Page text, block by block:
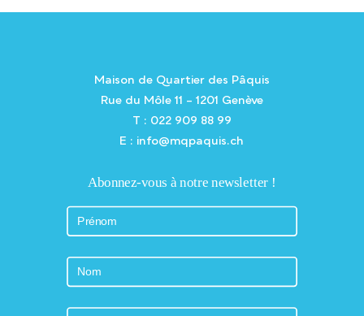
Maison de Quartier des Pâquis
Rue du Môle 11 – 1201 Genève
T : 022 909 88 99
E : info@mqpaquis.ch
Abonnez-vous à notre newsletter !